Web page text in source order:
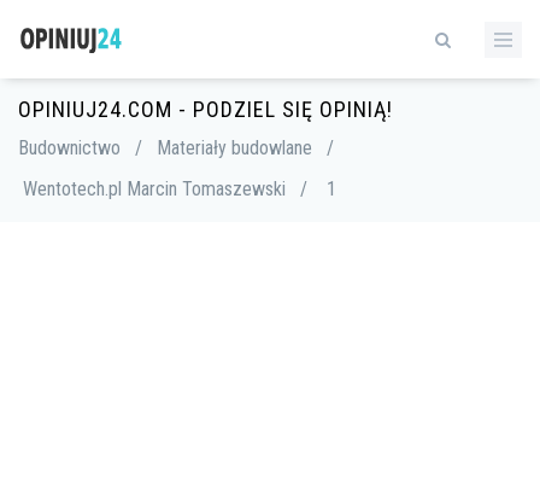
OPINIUJ24.COM - PODZIEL SIĘ OPINIĄ!
Budownictwo / Materiały budowlane
/
Wentotech.pl Marcin Tomaszewski
/ 1